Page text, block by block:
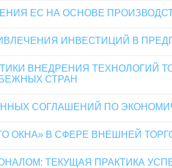
ЕС НА ОСНОВЕ
ИНВЕСТИЦИЙ В
ВНЕДРЕНИЯ ТЕХНОЛОГИЙ
СТРАН
СОГЛАШЕНИЙ ПО
ОКНА» В СФЕРЕ ВНЕШНЕЙ
ТЕКУЩАЯ ПРАКТИКА